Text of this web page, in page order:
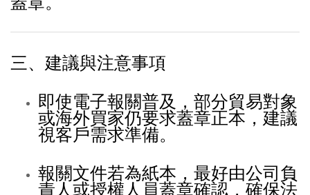
三、建議與注意事項
即使電子報關普及，部分貿易對象
或海外買家仍要求蓋章正本，建議
視客戶需求準備。
報關文件若為紙本，最好由公司負
責人或授權人員蓋章確認，確保法